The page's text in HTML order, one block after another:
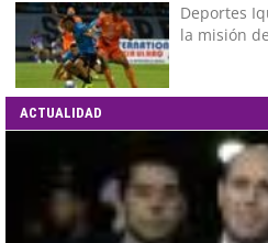
Deportes
la misión
ACTUALIDAD